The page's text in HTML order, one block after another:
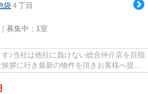
袋 ４丁目
募集中： 1室
♪当社は他社に負けない総合仲介店を目指
拶に行き最新の物件を頂きお客様へ提供